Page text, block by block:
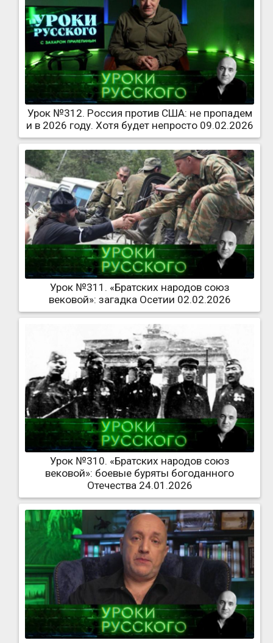
Урок №312. Россия против США: не пропадем
и в 2026 году. Хотя будет непросто 09.02.2026
Урок №311. «Братских народов союз
вековой»: загадка Осетии 02.02.2026
Урок №310. «Братских народов союз
вековой»: боевые буряты богоданного
Отечества 24.01.2026